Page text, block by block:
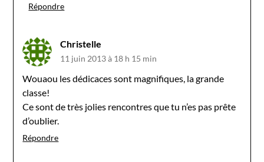
Répondre
Christelle
11 juin 2013 à 18 h 15 min
Wouaou les dédicaces sont magnifiques, la grande
classe!
Ce sont de très jolies rencontres que tu n’es pas prête
d’oublier.
Répondre